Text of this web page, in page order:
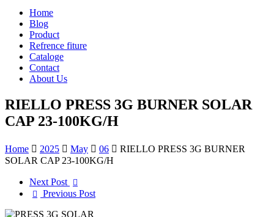
Home
Blog
Product
Refrence fiture
Cataloge
Contact
About Us
RIELLO PRESS 3G BURNER SOLAR
CAP 23-100KG/H
Home 2025 May 06
RIELLO PRESS 3G BURNER
SOLAR CAP 23-100KG/H
Next Post
Previous Post